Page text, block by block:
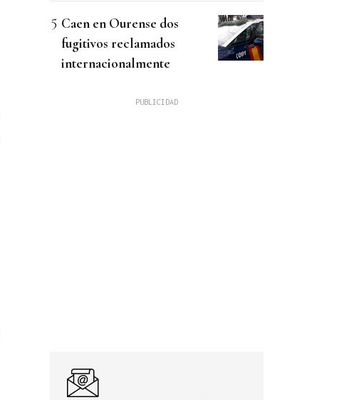
Caen en Ourense dos
fugitivos reclamados
internacionalmente